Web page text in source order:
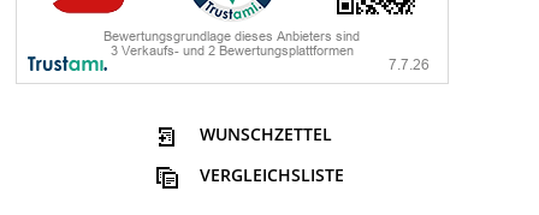
WUNSCHZETTEL
VERGLEICHSLISTE